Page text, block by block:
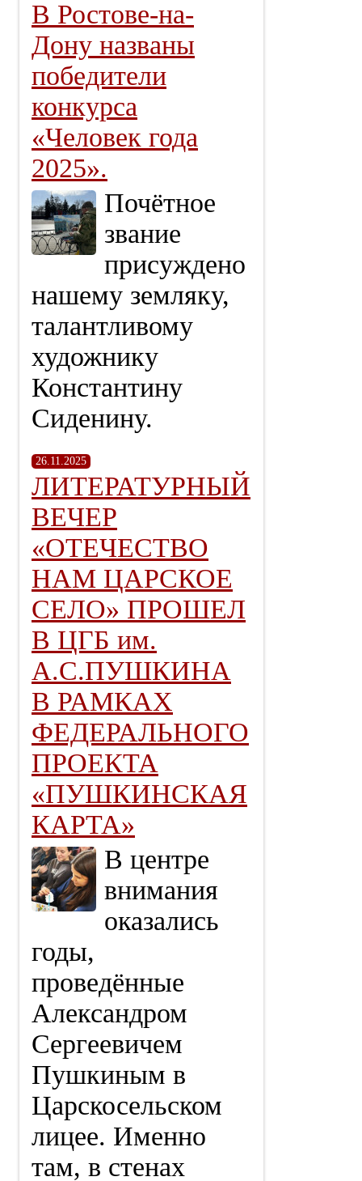
В Ростове-на-
Дону названы
победители
конкурса
«Человек года
2025».
Почётное
звание
присуждено
нашему земляку,
талантливому
художнику
Константину
Сиденину.
26.11.2025
ЛИТЕРАТУРНЫЙ
ВЕЧЕР
«ОТЕЧЕСТВО
НАМ ЦАРСКОЕ
СЕЛО» ПРОШЕЛ
В ЦГБ им.
А.С.ПУШКИНА
В РАМКАХ
ФЕДЕРАЛЬНОГО
ПРОЕКТА
«ПУШКИНСКАЯ
КАРТА»
В центре
внимания
оказались
годы,
проведённые
Александром
Сергеевичем
Пушкиным в
Царскосельском
лицее. Именно
там, в стенах